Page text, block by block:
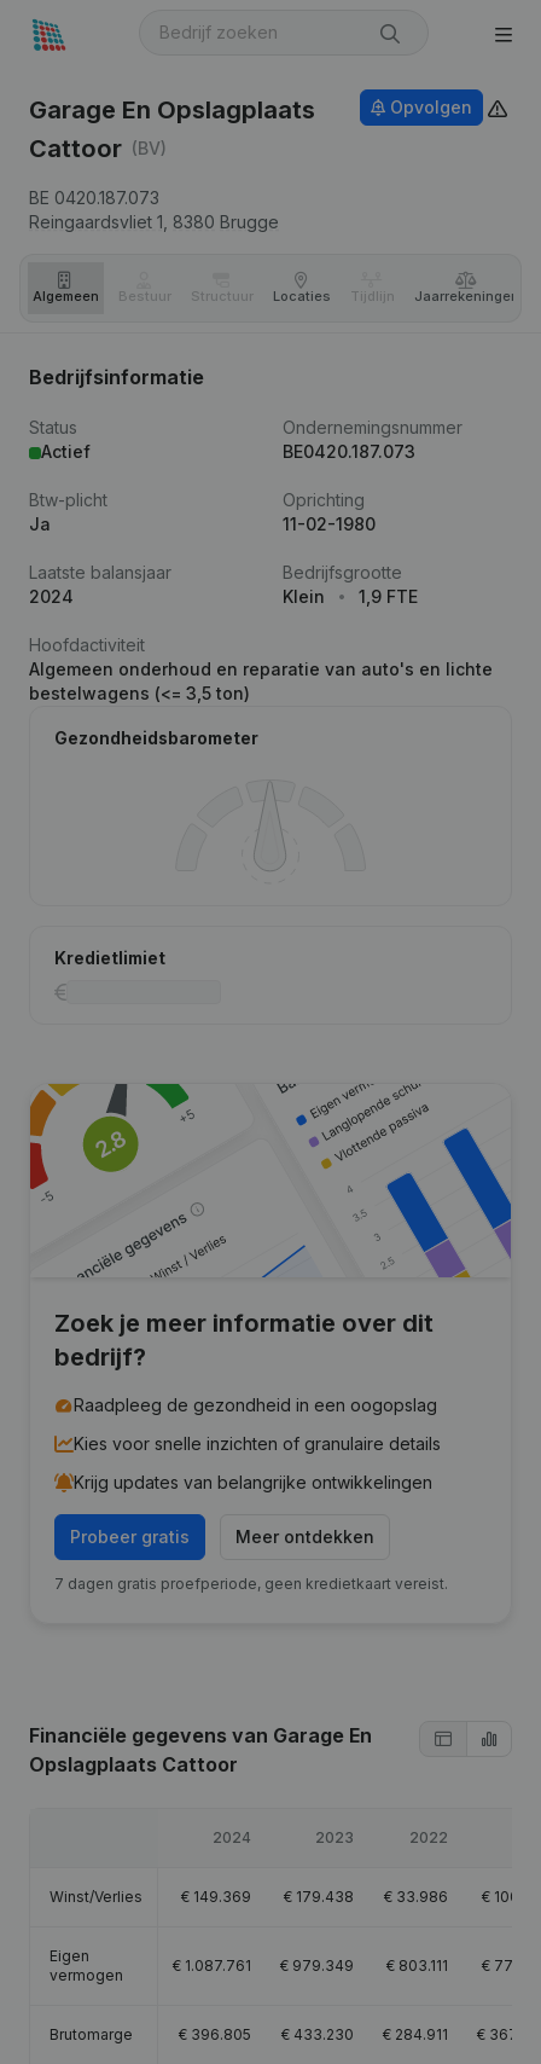
Garage En Opslagplaats
Cattoor (BV)
BE 0420.187.073
Reingaardsvliet 1, 8380 Brugge
Opvolgen
Algemeen Bestuur Structuur Locaties Tijdlijn Jaar­rekeningen
Bedrijfsinformatie
Status
Actief
Ondernemingsnummer
BE0420.187.073
Btw-plicht
Ja
Oprichting
11-02-1980
Laatste balansjaar
2024
Bedrijfsgrootte
Klein
1,9 FTE
Hoofdactiviteit
Algemeen onderhoud en reparatie van auto's en lichte
bestelwagens (<= 3,5 ton)
Gezondheidsbarometer
Kredietlimiet
Zoek je meer informatie over dit
bedrijf?
Raadpleeg de gezondheid in een oogopslag
Kies voor snelle inzichten of granulaire details
Krijg updates van belangrijke ontwikkelingen
Probeer gratis Meer ontdekken
7 dagen gratis proefperiode, geen kredietkaart vereist.
Financiële gegevens van Garage En
Opslagplaats Cattoor
2024 2023 2022
Winst/Verlies € 149.369 € 179.438 € 33.986 €
Eigen
vermogen
€ 1.087.761 € 979.349 € 803.111 €
Brutomarge € 396.805 € 433.230 € 284.911 €